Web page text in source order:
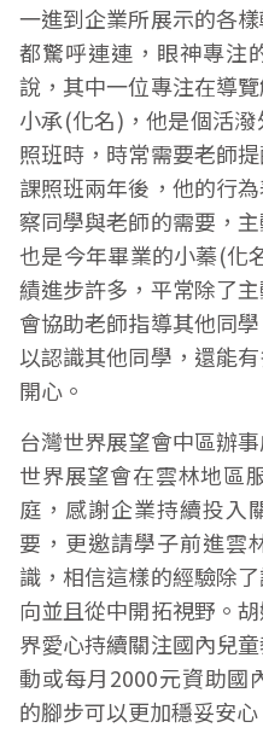
一進到企業所展示的各
都驚呼連連，眼神專注
說，其中一位專注在導
小承(化名)，他是個活
照班時，時常需要老師
課照班兩年後，他的行
察同學與老師的需要，
也是今年畢業的小蓁(化
績進步許多，平常除了
會協助老師指導其他同
以認識其他同學，還能
開心。
台灣世界展望會中區辦
世界展望會在雲林地區
庭，感謝企業持續投入
要，更邀請學子前進雲
識，相信這樣的經驗除
向並且從中開拓視野。
界愛心持續關注國內兒
動或每月2000元資助國
的腳步可以更加穩妥安心